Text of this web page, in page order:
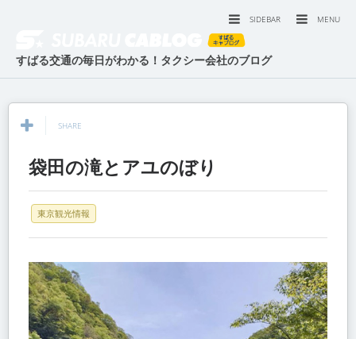
MENU
SIDEBAR
すばる交通の毎日がわかる！タクシー会社のブログ
SHARE
袋田の滝とアユのぼり
東京観光情報